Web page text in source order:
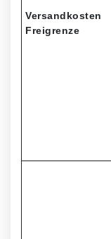
Versandkosten
Freigrenze